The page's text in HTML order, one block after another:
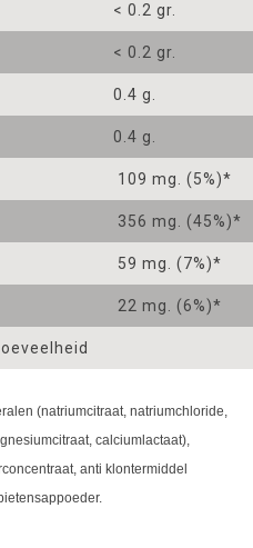
< 0.2 gr.
< 0.2 gr.
0.4 g.
0.4 g.
109 mg. (5%)*
356 mg. (45%)*
59 mg. (7%)*
22 mg. (6%)*
(natriumcitraat, natriumchloride,
calciumlactaat),
anti klontermiddel